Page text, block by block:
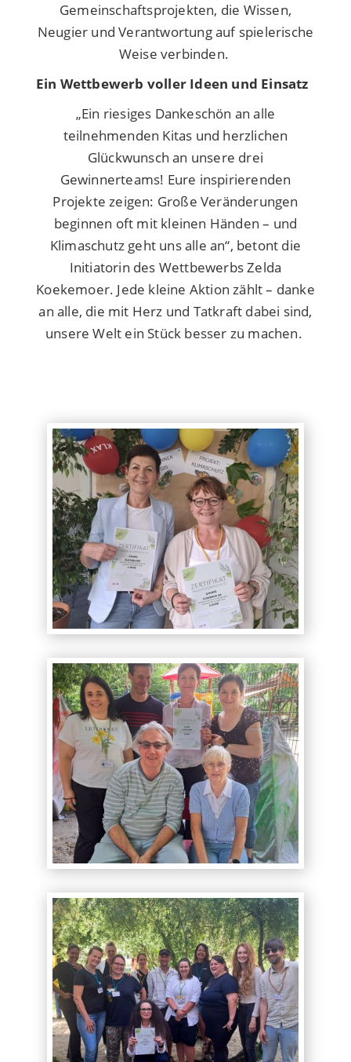
Gemeinschaftsprojekten, die Wissen,
Neugier und Verantwortung auf spielerische
Weise verbinden.
Ein Wettbewerb voller Ideen und Einsatz
„Ein riesiges Dankeschön an alle
teilnehmenden Kitas und herzlichen
Glückwunsch an unsere drei
Gewinnerteams! Eure inspirierenden
Projekte zeigen: Große Veränderungen
beginnen oft mit kleinen Händen – und
Klimaschutz geht uns alle an“, betont die
Initiatorin des Wettbewerbs Zelda
Koekemoer. Jede kleine Aktion zählt – danke
an alle, die mit Herz und Tatkraft dabei sind,
unsere Welt ein Stück besser zu machen.